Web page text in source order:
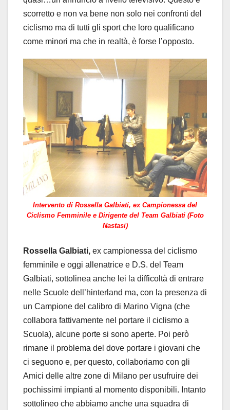
scorretto e non va bene non solo nei confronti del
ciclismo ma di tutti gli sport che loro qualificano
come minori ma che in realtà, è forse l’opposto.
Intervento di Rossella Galbiati, ex Campionessa del
Ciclismo Femminile e Dirigente del Team Galbiati (Foto
Nastasi)
Rossella Galbiati, ex campionessa del ciclismo
femminile e oggi allenatrice e D.S. del Team
Galbiati, sottolinea anche lei la difficoltà di entrare
nelle Scuole dell’hinterland ma, con la presenza di
un Campione del calibro di Marino Vigna (che
collabora fattivamente nel portare il ciclismo a
Scuola), alcune porte si sono aperte. Poi però
rimane il problema del dove portare i giovani che
ci seguono e, per questo, collaboriamo con gli
Amici delle altre zone di Milano per usufruire dei
pochissimi impianti al momento disponibili. Intanto
sottolineo che abbiamo anche una squadra di